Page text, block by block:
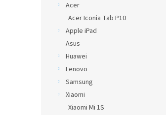
Acer
Acer Iconia Tab P10
Apple iPad
Asus
Huawei
Lenovo
Samsung
Xiaomi
Xiaomi Mi 1S